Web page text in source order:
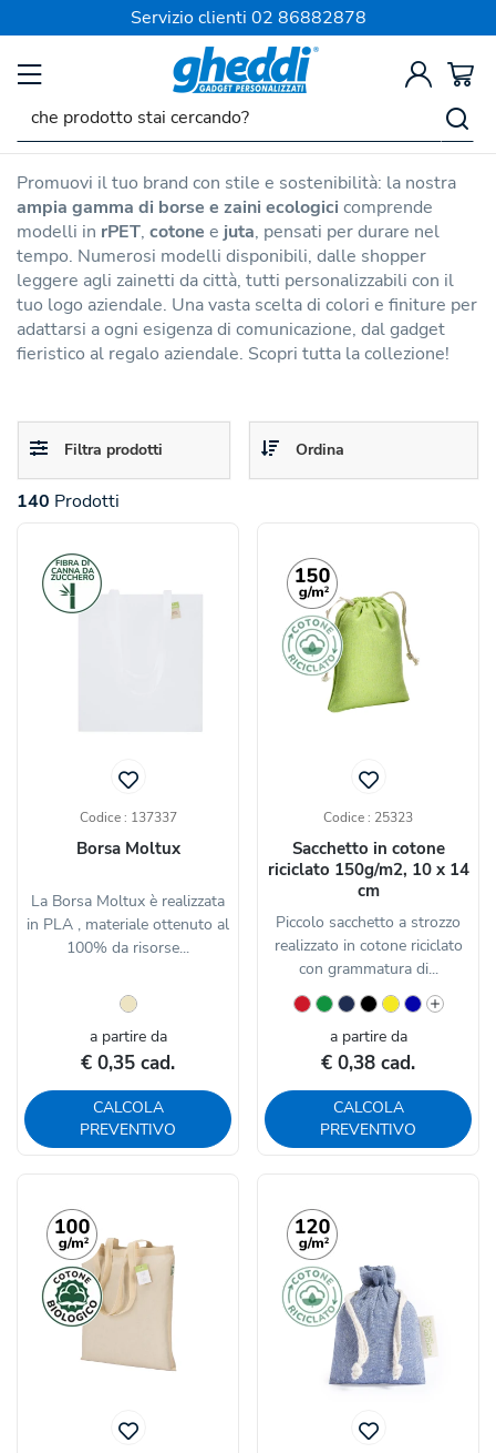
Servizio clienti 02 86882878
SPEDIZIONE SEMPRE GRATIS
Prodotti Ecologici Personalizzati
Borse e Zaini Ecologici
Personalizzati
Promuovi il tuo brand con stile e sostenibilità: la nostra
ampia gamma di borse e zaini ecologicicomprende
modelli in rPET, cotone e juta, pensati per durare nel
tempo. Numerosi modelli disponibili, dalle shopper
leggere agli zainetti da città, tutti personalizzabili con il
tuo logo aziendale. Una vasta scelta di colori e finiture per
adattarsi a ogni esigenza di comunicazione, dal gadget
fieristico al regalo aziendale. Scopri tutta la collezione!
Toggle
navigation
Filtra prodotti
Toggle
navigation
Ordina
140 Prodotti
Codice : 137337
Borsa Moltux
La Borsa Moltux è realizzata
in PLA , materiale ottenuto al
100% da risorse...
a partire da
€ 0,35 cad.
CALCOLA
PREVENTIVO
Codice : 25323
Sacchetto in cotone
riciclato 150g/m2, 10 x 14
cm
Piccolo sacchetto a strozzo
realizzato in cotone riciclato
con grammatura di...
a partire da
€ 0,38 cad.
CALCOLA
PREVENTIVO